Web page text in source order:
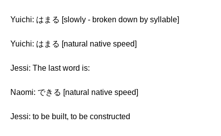
Yuichi: はまる [slowly - broken down by syllable]
Yuichi: はまる [natural native speed]
Jessi: The last word is:
Naomi: できる [natural native speed]
Jessi: to be built, to be constructed